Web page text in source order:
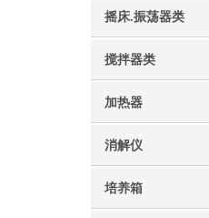
摇床.振荡器类
搅拌器类
加热器
消解仪
培养箱